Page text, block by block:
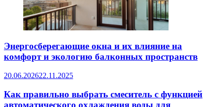
Энергосберегающие окна и их влияние на
комфорт и экологию балконных пространств
20.06.202622.11.2025
Как правильно выбрать смеситель с функцией
автоматического охлаждения воды для